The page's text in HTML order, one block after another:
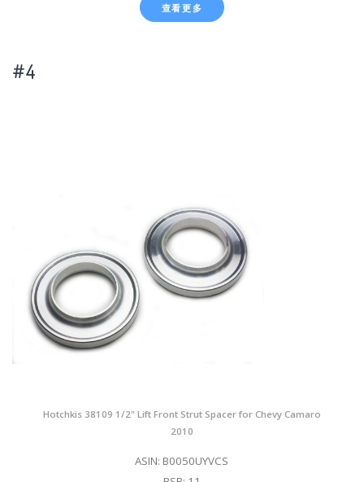
查看更多
#4
Hotchkis 38109 1/2" Lift Front Strut Spacer for Chevy Camaro
2010
ASIN: B0050UYVCS